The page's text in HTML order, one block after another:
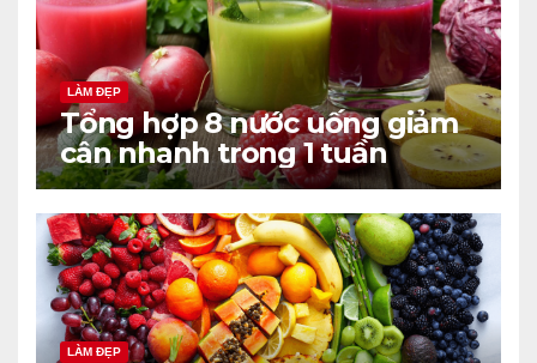
LÀM ĐẸP
Tổng hợp 8 nước uống giảm
cân nhanh trong 1 tuần
LÀM ĐẸP